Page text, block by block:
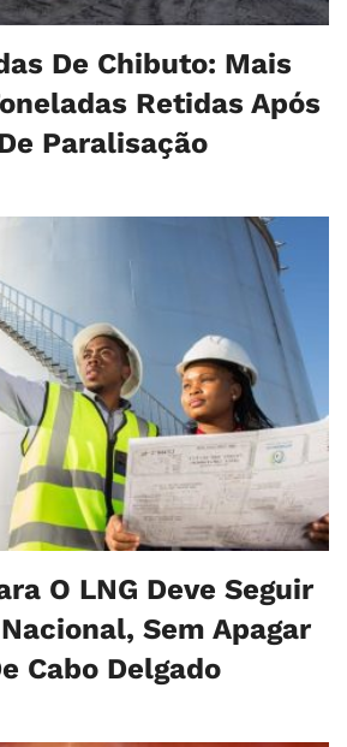
De Chibuto: Mais
Retidas Após
Paralisação
O LNG Deve Seguir
Sem Apagar
Cabo Delgado